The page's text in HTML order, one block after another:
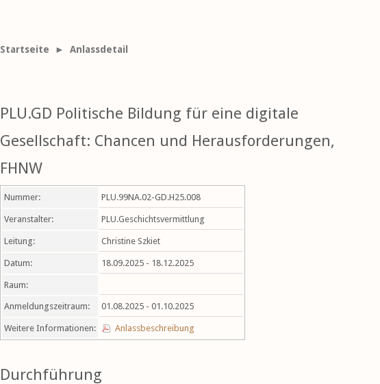
Startseite ► Anlassdetail
PLU.GD Politische Bildung für eine digitale
Gesellschaft: Chancen und Herausforderungen,
FHNW
Nummer: PLU.99NA.02-GD.H25.008
Veranstalter: PLU.Geschichtsvermittlung
Leitung: Christine Szkiet
Datum: 18.09.2025 - 18.12.2025
Raum:
Anmeldungszeitraum: 01.08.2025 - 01.10.2025
Weitere Informationen: Anlassbeschreibung
Durchführung